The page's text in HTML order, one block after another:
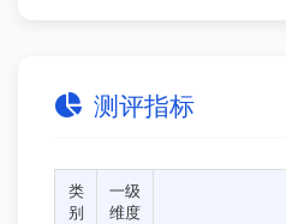
测评指标
类
别
一级
维度